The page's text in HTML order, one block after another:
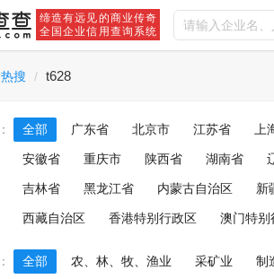
缔造有远见的商业传奇
全国企业信用查询系统
热搜 t628
全部 广东省 北京市 江苏省 上
安徽省 重庆市 陕西省 湖南省
吉林省 黑龙江省 内蒙古自治区 新
西藏自治区 香港特别行政区 澳门特别
全部 农、林、牧、渔业 采矿业 制